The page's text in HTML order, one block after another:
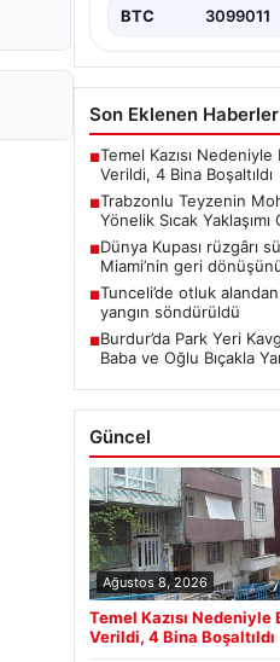
BTC 3099011
Son Eklenen Haberler
■Temel Kazısı
Verildi, 4 Bina Boşaltıldı
■Trabzonlu Teyzenin
Yönelik Sıcak
■Dünya Kupası rüzgârı
Miami’nin geri
■Tunceli’de otluk
yangın söndürüldü
■Burdur’da Park Yeri
Baba ve Oğlu Bıçakla
Güncel
Ağustos 8, 2026
Temel Kazısı
Verildi, 4 Bina Boşaltıldı